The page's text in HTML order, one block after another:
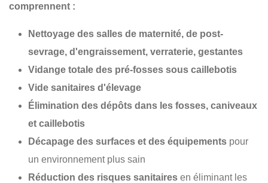
comprennent :
Nettoyage des salles de maternité, de post-
sevrage, d'engraissement, verraterie, gestantes
Vidange totale des pré-fosses sous caillebotis
Vide sanitaires d'élevage
Élimination des dépôts dans les fosses, caniveaux
et caillebotis
Décapage des surfaces et des équipements pour
un environnement plus sain
Réduction des risques sanitaires en éliminant les